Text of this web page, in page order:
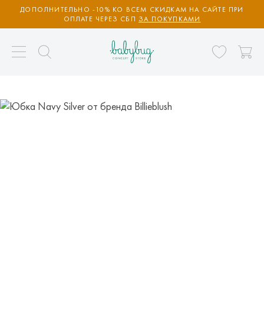
ДОПОЛНИТЕЛЬНО -10% КО ВСЕМ СКИДКАМ НА САЙТЕ ПРИ
ОПЛАТЕ ЧЕРЕЗ СБП ЗА ПОКУПКАМИ